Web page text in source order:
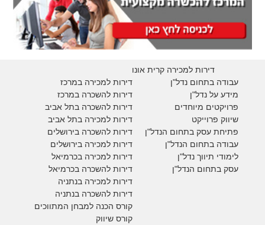
דירות למכירה קרית אונו
דירות למכירה במרכז
דירות להשכרה במרכז
דירות להשכרה בתל אביב
דירות למכירה בתל אביב
דירות להשכרה בירושלים
דירות למכירה בירושלים
דירות למכירה בכרמיאל
דירות להשכרה בכרמיאל
דירות למכירה בנתניה
דירות להשכרה בנתניה
קורס הכנה למבחן המתווכים
קורס שיווק
עבודה בתחום נדל"ן
מידע על נדל"ן
פרויקטים מיוחדים
שיווק פרוייקט
פתיחת עסק בתחום הנדל"ן
עבודה בתחום הנדל"ן
לימודי תיווך נדל"ן
עסק בתחום הנדל"ן